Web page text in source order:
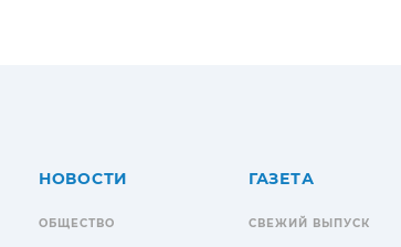
НОВОСТИ
ОБЩЕСТВО
ГАЗЕТА
СВЕЖИЙ ВЫПУСК